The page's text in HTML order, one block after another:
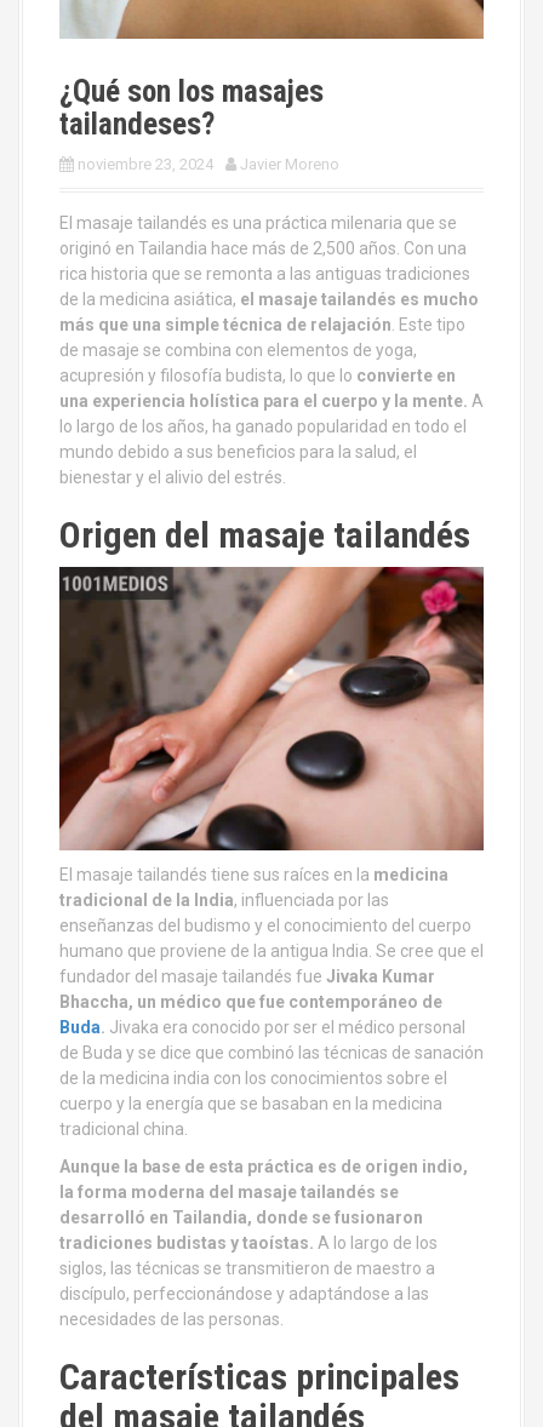
¿Qué son los masajes
tailandeses?
noviembre 23, 2024 Javier Moreno
El masaje tailandés es una práctica milenaria que se
originó en Tailandia hace más de 2,500 años. Con una
rica historia que se remonta a las antiguas tradiciones
de la medicina asiática, el masaje tailandés es mucho
más que una simple técnica de relajación. Este tipo
de masaje se combina con elementos de yoga,
acupresión y filosofía budista, lo que lo convierte en
una experiencia holística para el cuerpo y la mente. A
lo largo de los años, ha ganado popularidad en todo el
mundo debido a sus beneficios para la salud, el
bienestar y el alivio del estrés.
Origen del masaje tailandés
El masaje tailandés tiene sus raíces en la medicina
tradicional de la India, influenciada por las
enseñanzas del budismo y el conocimiento del cuerpo
humano que proviene de la antigua India. Se cree que el
fundador del masaje tailandés fue Jivaka Kumar
Bhaccha, un médico que fue contemporáneo de
Buda. Jivaka era conocido por ser el médico personal
de Buda y se dice que combinó las técnicas de sanación
de la medicina india con los conocimientos sobre el
cuerpo y la energía que se basaban en la medicina
tradicional china.
Aunque la base de esta práctica es de origen indio,
la forma moderna del masaje tailandés se
desarrolló en Tailandia, donde se fusionaron
tradiciones budistas y taoístas. A lo largo de los
siglos, las técnicas se transmitieron de maestro a
discípulo, perfeccionándose y adaptándose a las
necesidades de las personas.
Características principales
del masaje tailandés